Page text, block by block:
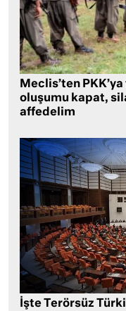
Meclis’ten
oluşumu kapat,
affedelim
İşte Terörsüz